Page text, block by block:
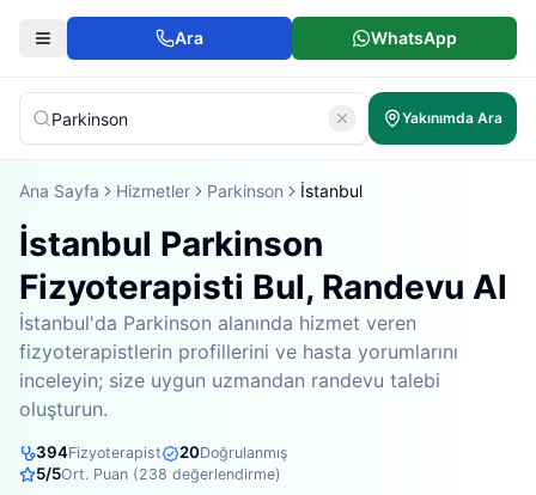
Ara WhatsApp
Yakınımda Ara
Ana Sayfa Hizmetler Parkinson İstanbul
İstanbul Parkinson
Fizyoterapisti Bul, Randevu Al
İstanbul'da Parkinson alanında hizmet veren
fizyoterapistlerin profillerini ve hasta yorumlarını
inceleyin; size uygun uzmandan randevu talebi
oluşturun.
394Fizyoterapist 20Doğrulanmış
5/5Ort. Puan (238 değerlendirme)